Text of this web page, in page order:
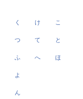
く け こ
つ て と
ふ へ ほ
よ
ん